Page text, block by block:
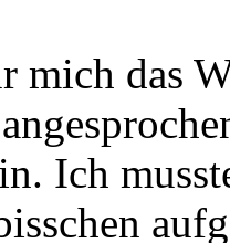
mich das
Ich